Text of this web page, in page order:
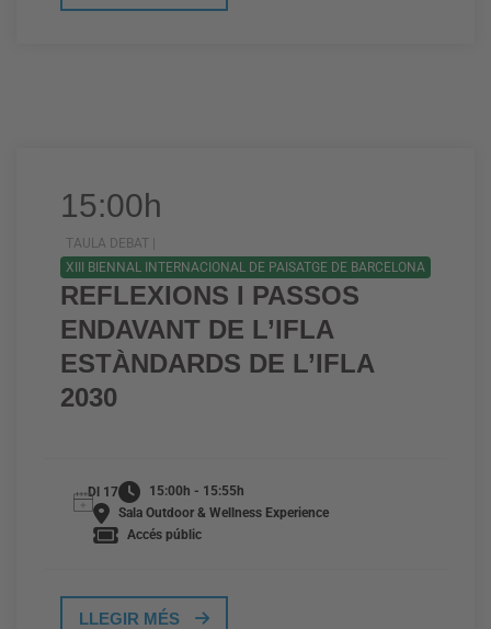
15:00h
TAULA DEBAT |
XIII BIENNAL INTERNACIONAL DE PAISATGE DE BARCELONA
REFLEXIONS I PASSOS
ENDAVANT DE L’IFLA
ESTÀNDARDS DE L’IFLA
2030
Dl 17
15:00h - 15:55h
Sala Outdoor & Wellness Experience
Accés públic
LLEGIR MÉS